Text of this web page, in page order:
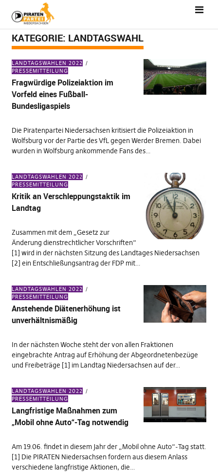
KATEGORIE: LANDTAGSWAHL
LANDTAGSWAHLEN 2022
PRESSEMITTEILUNG
Fragwürdige Polizeiaktion im
Vorfeld eines Fußball-
Bundesligaspiels
Die Piratenpartei Niedersachsen kritisiert die Polizeiaktion in
Wolfsburg vor der Partie des VfL gegen Werder Bremen. Dabei
wurden in Wolfsburg ankommende Fans des…
LANDTAGSWAHLEN 2022
PRESSEMITTEILUNG
Kritik an Verschleppungstaktik im
Landtag
Zusammen mit dem „Gesetz zur
Änderung dienstrechtlicher Vorschriften“
[1] wird in der nächsten Sitzung des Landtages Niedersachsen
[2] ein Entschließungsantrag der FDP mit…
LANDTAGSWAHLEN 2022
PRESSEMITTEILUNG
Anstehende Diätenerhöhung ist
unverhältnismäßig
In der nächsten Woche steht der von allen Fraktionen
eingebrachte Antrag auf Erhöhung der Abgeordnetenbezüge
und Freibeträge [1] im Landtag Niedersachsen auf der…
LANDTAGSWAHLEN 2022
PRESSEMITTEILUNG
Langfristige Maßnahmen zum
„Mobil ohne Auto“-Tag notwendig
Am 19.06. findet in diesem Jahr der „Mobil ohne Auto“-Tag statt.
[1] Die PIRATEN Niedersachsen fordern aus diesem Anlass
verschiedene langfristige Aktionen, die…